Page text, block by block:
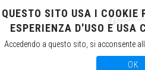
IT EN
QUESTO SITO USA I COOKIE
ESPERIENZA D'USO E USA
Accedendo a questo sito, si acconsente
OK